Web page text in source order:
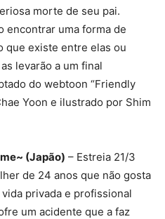
morte de seu pai.
encontrar uma forma de
que existe entre elas ou
levarão a um final
do webtoon “Friendly
Yoon e ilustrado por Shim
(Japão) – Estreia 21/3
de 24 anos que não gosta
privada e profissional
um acidente que a faz